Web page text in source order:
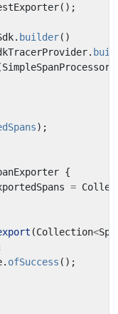
();
. builder()
.
SimpleSpanProcessor
);
{
=
(Collection<
. ofSuccess ();